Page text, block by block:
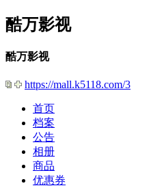
酷万影视
酷万影视
https://mall.k5118.com/3
首页
档案
公告
相册
商品
优惠券